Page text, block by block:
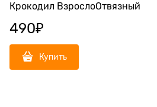
Крокодил ВзрослоОтвязный
490₽
Купить